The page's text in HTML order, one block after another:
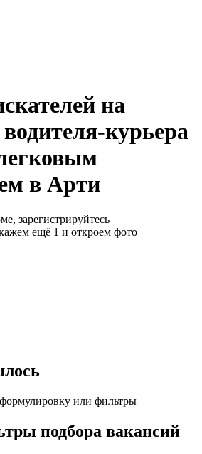
на
курьера
в Арти
зарегистрируйтесь
ещё 1 и откроем фото
или фильтры
подбора вакансий